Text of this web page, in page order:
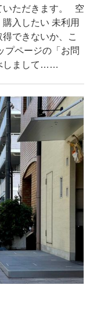
いただきます。 空
入したい 未利用
できないか、こ
プページの「お問
しまして……